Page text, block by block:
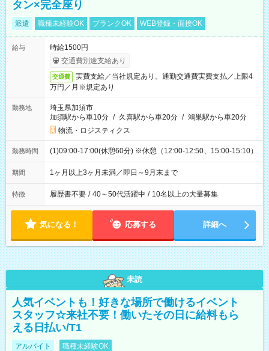
タン×完全座り
派遣 職種未経験OK ブランクOK WEB登録・面接OK
給与
時給1500円
交通費別途支給あり
交通費
実費支給／当社規定あり。通勤交通費実費支払／上限4
万円／月※規定あり
勤務地
埼玉県加須市
加須駅から車10分 / 久喜駅から車20分 / 鴻巣駅から車20分
物流・ロジスティクス
勤務時間 (1)09:00-17:00(休憩60分) ※休憩（12:00-12:50、15:00-15:10）
期間 1ヶ月以上3ヶ月未満／即日～9月末まで
特徴 履歴書不要 / 40～50代活躍中 / 10名以上の大量募集
気になる！ 応募する 詳細へ
未読
人気イベントも！好きな場所で働けるイベント
スタッフ☆来社不要！働いたその日に給料もら
える日払い/T1
アルバイト 職種未経験OK